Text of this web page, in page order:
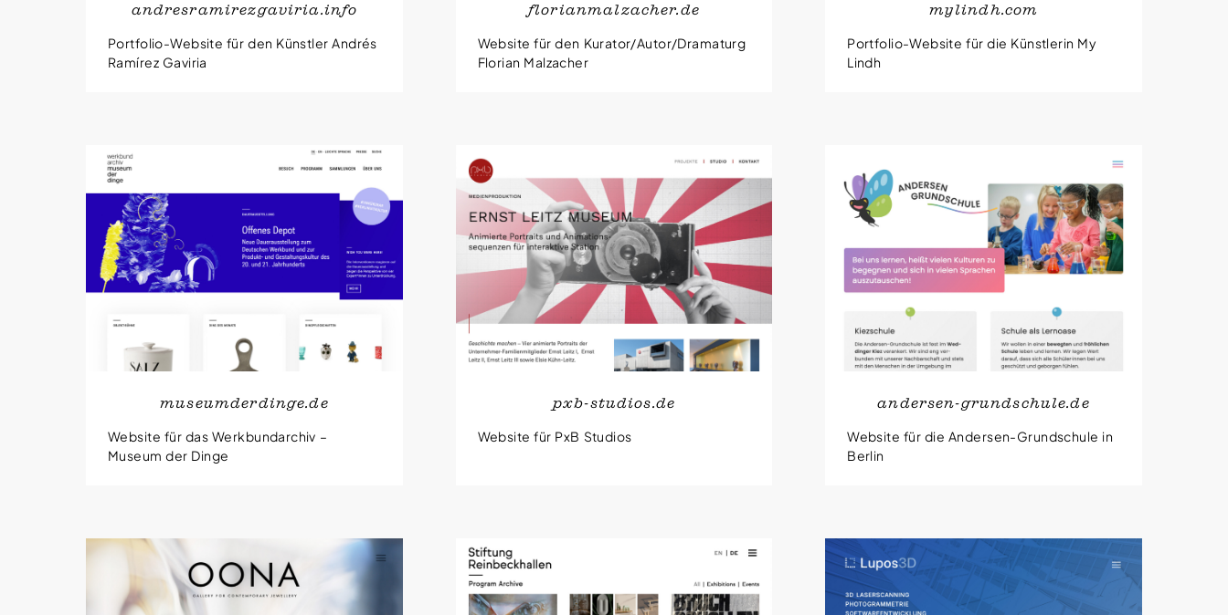
andresramirezgaviria.info
Portfolio-Website für den Künstler Andrés
Ramírez Gaviria
florianmalzacher.de
Website für den Kurator/Autor/Dramaturg
Florian Malzacher
mylindh.com
Portfolio-Website für die Künstlerin My
Lindh
museumderdinge.de
Website für das Werkbundarchiv –
Museum der Dinge
pxb-studios.de
Website für PxB Studios
andersen-grundschule.de
Website für die Andersen-Grundschule in
Berlin